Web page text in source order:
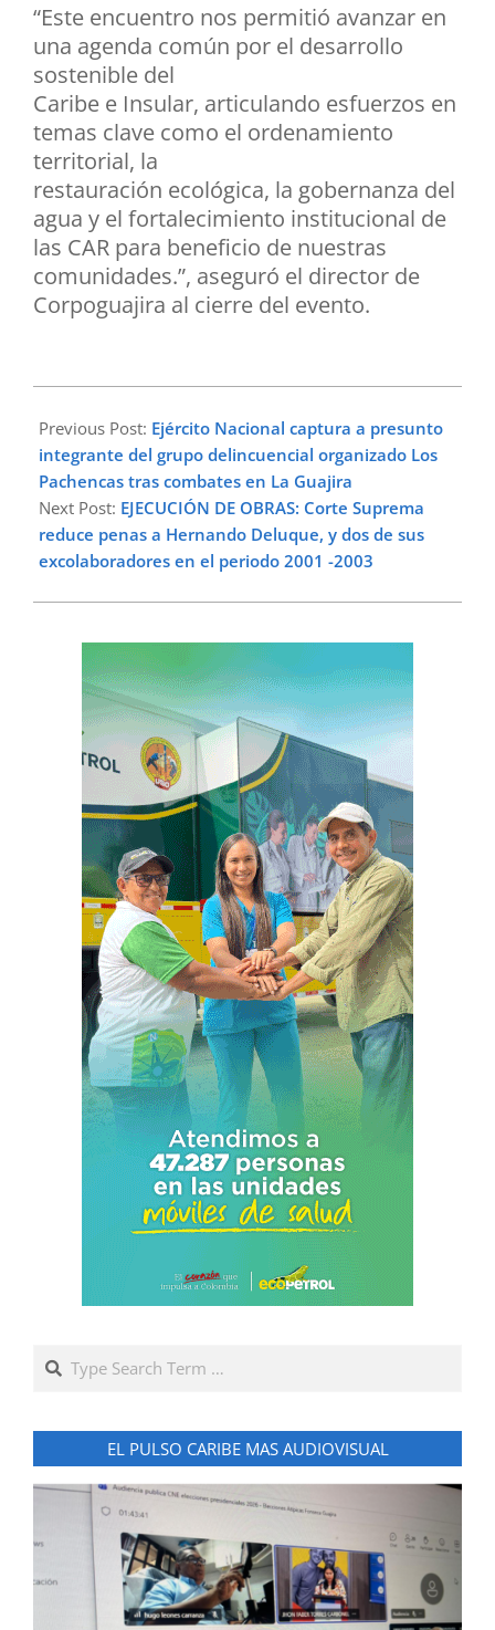
“Este encuentro nos permitió avanzar en
una agenda común por el desarrollo
sostenible del
Caribe e Insular, articulando esfuerzos en
temas clave como el ordenamiento
territorial, la
restauración ecológica, la gobernanza del
agua y el fortalecimiento institucional de
las CAR para beneficio de nuestras
comunidades.”, aseguró el director de
Corpoguajira al cierre del evento.
07-
27
Previous Post: Ejército Nacional captura a presunto
integrante del grupo delincuencial organizado Los
Pachencas tras combates en La Guajira
Next Post: EJECUCIÓN DE OBRAS: Corte Suprema
reduce penas a Hernando Deluque, y dos de sus
excolaboradores en el periodo 2001 -2003
Search
EL PULSO CARIBE MAS AUDIOVISUAL